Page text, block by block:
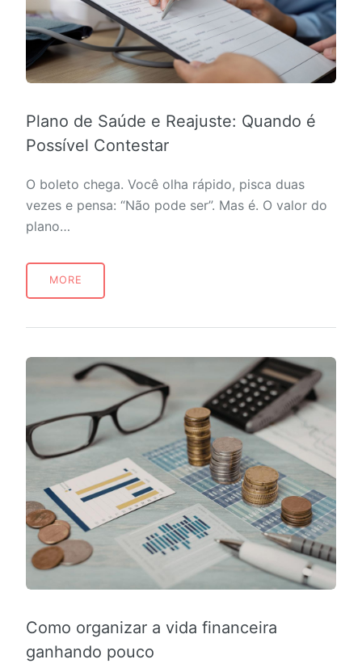
Plano de Saúde e Reajuste: Quando é
Possível Contestar
O boleto chega. Você olha rápido, pisca duas
vezes e pensa: “Não pode ser”. Mas é. O valor do
plano…
MORE
Como organizar a vida financeira
ganhando pouco